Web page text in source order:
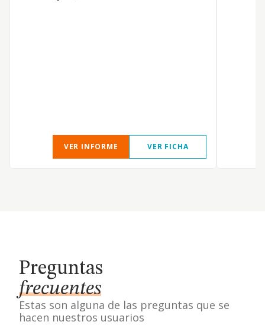
VER INFORME VER FICHA
Preguntas
frecuentes
Estas son alguna de las preguntas que se
hacen nuestros usuarios